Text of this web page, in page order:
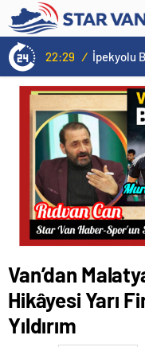
22:29 /
Van’dan
Hikâyesi Yarı
Yıldırım